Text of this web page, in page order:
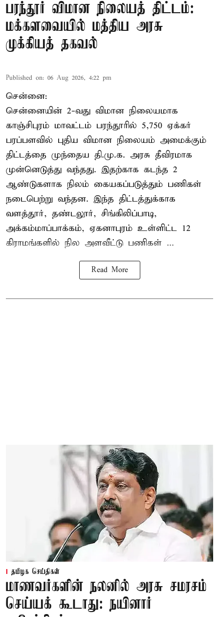
பரந்தூர் விமான நிலையத் திட்டம்:
மக்களவையில் மத்திய அரசு
முக்கியத் தகவல்
Published on: 06 Aug 2026, 4:22 pm
சென்னை:
சென்னையின் 2-வது விமான நிலையமாக
காஞ்சிபுரம் மாவட்டம் பரந்தூரில் 5,750 ஏக்கர்
பரப்பளவில் புதிய விமான நிலையம் அமைக்கும்
திட்டத்தை முந்தைய தி.மு.க. அரசு தீவிரமாக
முன்னெடுத்து வந்தது. இதற்காக கடந்த 2
ஆண்டுகளாக நிலம் கையகப்படுத்தும் பணிகள்
நடைபெற்று வந்தன. இந்த திட்டத்துக்காக
வளத்தூர், தண்டலூர், சிங்கிலிப்பாடி,
அக்கம்மாப்பாக்கம், ஏகனாபுரம் உள்ளிட்ட 12
கிராமங்களில் நில அளவீட்டு பணிகள் ...
Read More
தமிழக செய்திகள்
மாணவர்களின் நலனில் அரசு சமரசம்
செய்யக் கூடாது: நயினார்